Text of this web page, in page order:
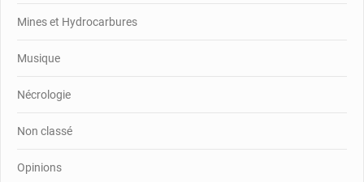
Mines et Hydrocarbures
Musique
Nécrologie
Non classé
Opinions